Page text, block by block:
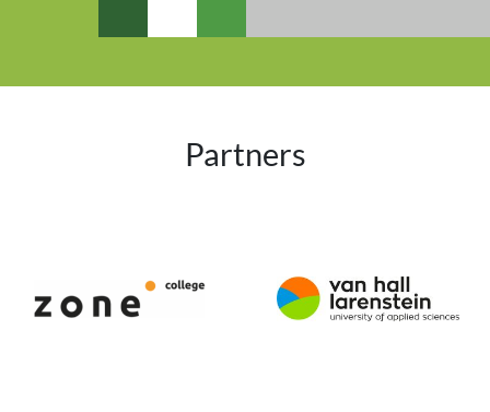
Partners